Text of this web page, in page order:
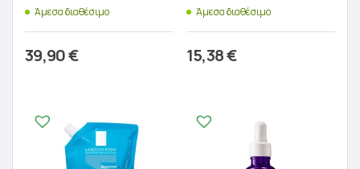
Άμεσα διαθέσιμο
39,90€
Άμεσα διαθέσιμο
15,38€